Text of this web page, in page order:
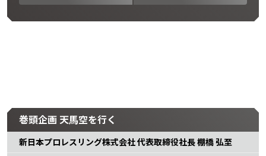
巻頭企画 天馬空を行く
新日本プロレスリング株式会社 代表取締役社長 棚橋 弘至